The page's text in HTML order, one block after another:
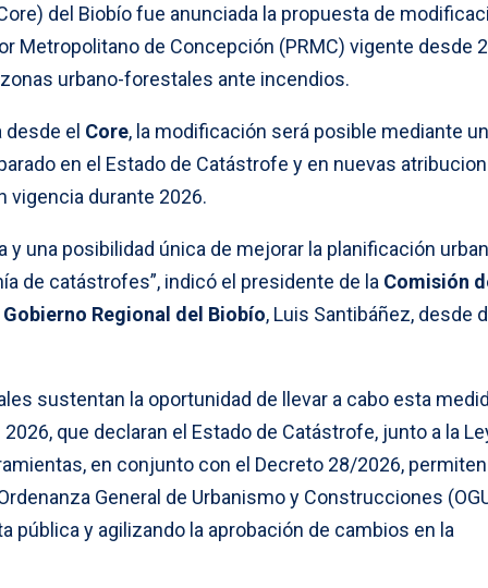
del Biobío fue anunciada la propuesta de
Metropolitano de Concepción (PRMC) vigente desde
urbano-forestales ante incendios.
desde el Core, la modificación será posible mediante un
en el Estado de Catástrofe y en nuevas
vigencia durante 2026.
y una posibilidad única de mejorar la planificación
de catástrofes”, indicó el presidente de la Comisión
Regional del Biobío, Luis Santibáñez, desde
sustentan la oportunidad de llevar a cabo esta
que declaran el Estado de Catástrofe, junto a la
en conjunto con el Decreto 28/2026, permiten
General de Urbanismo y Construcciones
pública y agilizando la aprobación de cambios en la